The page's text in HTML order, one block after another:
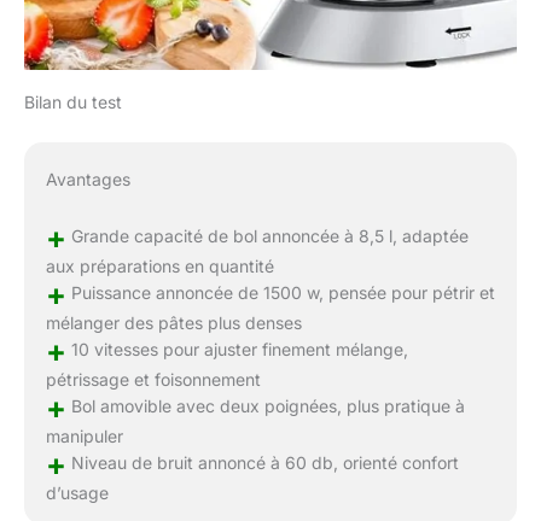
Bilan du test
Avantages
+ Grande capacité de bol annoncée à 8,5 l, adaptée
aux préparations en quantité
+ Puissance annoncée de 1500 w, pensée pour pétrir et
mélanger des pâtes plus denses
+ 10 vitesses pour ajuster finement mélange,
pétrissage et foisonnement
+ Bol amovible avec deux poignées, plus pratique à
manipuler
+ Niveau de bruit annoncé à 60 db, orienté confort
d’usage